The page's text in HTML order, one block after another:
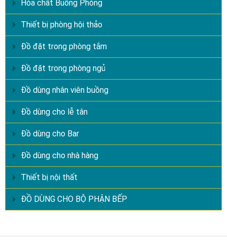
Hóa chất Buồng Phòng
Thiết bị phòng hội thảo
Đồ đặt trong phòng tắm
Đồ đặt trong phòng ngủ
Đồ dùng nhân viên buồng
Đồ dùng cho lễ tân
Đồ dùng cho Bar
Đồ dùng cho nhà hàng
Thiết bị nội thất
ĐỒ DÙNG CHO BỘ PHẬN BẾP